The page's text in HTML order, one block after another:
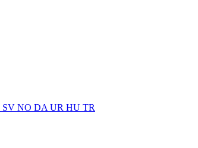
SV NO DA UR HU TR